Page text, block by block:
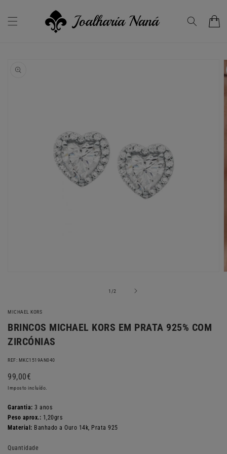
conteúdo
Carrinho
informação
modal
1 /
de2
MICHAEL KORS
BRINCOS MICHAEL KORS EM PRATA 925% COM
ZIRCÓNIAS
REF: MKC1519AN040
Preço
normal
99,00€
Imposto incluído.
Garantia: 3 anos
Peso aprox.: 1,20grs
Material: Banhado a Ouro 14k, Prata 925
Quantidade